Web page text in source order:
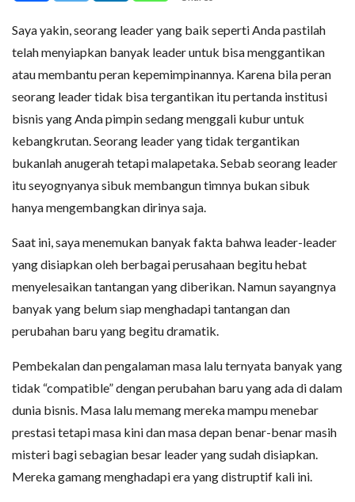
Saya yakin, seorang leader yang baik seperti Anda pastilah
telah menyiapkan banyak leader untuk bisa menggantikan
atau membantu peran kepemimpinannya. Karena bila peran
seorang leader tidak bisa tergantikan itu pertanda institusi
bisnis yang Anda pimpin sedang menggali kubur untuk
kebangkrutan. Seorang leader yang tidak tergantikan
bukanlah anugerah tetapi malapetaka. Sebab seorang leader
itu seyognyanya sibuk membangun timnya bukan sibuk
hanya mengembangkan dirinya saja.
Saat ini, saya menemukan banyak fakta bahwa leader-leader
yang disiapkan oleh berbagai perusahaan begitu hebat
menyelesaikan tantangan yang diberikan. Namun sayangnya
banyak yang belum siap menghadapi tantangan dan
perubahan baru yang begitu dramatik.
Pembekalan dan pengalaman masa lalu ternyata banyak yang
tidak “compatible” dengan perubahan baru yang ada di dalam
dunia bisnis. Masa lalu memang mereka mampu menebar
prestasi tetapi masa kini dan masa depan benar-benar masih
misteri bagi sebagian besar leader yang sudah disiapkan.
Mereka gamang menghadapi era yang distruptif kali ini.